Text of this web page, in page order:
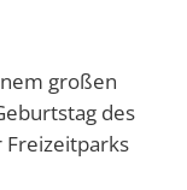
großen
des